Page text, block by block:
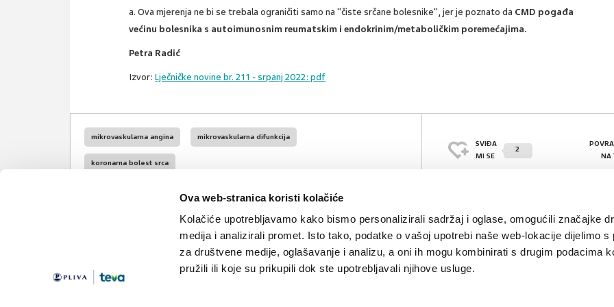
Ova web-stranica koristi kolačiće
Kolačiće upotrebljavamo kako bismo personalizirali sadržaj i oglase, omogućili značajke
medija i analizirali promet. Isto tako, podatke o vašoj upotrebi naše web-lokacije dijelimo s
za društvene medije, oglašavanje i analizu, a oni ih mogu kombinirati s drugim podacima
pružili ili koje su prikupili dok ste upotrebljavali njihove usluge.
a. Ova mjerenja ne bi se trebala ograničiti samo na "čiste srčane bolesnike", jer je poznato da CMD pogađa
većinu bolesnika s autoimunosnim reumatskim i endokrinim/metaboličkim poremećajima.
Petra Radić
Izvor:Lječničke novine br. 211 - srpanj 2022: pdf
mikrovaskularna angina mikrovaskularna difunkcija
koronarna bolest srca
SVIĐA
MI SE
2
NA